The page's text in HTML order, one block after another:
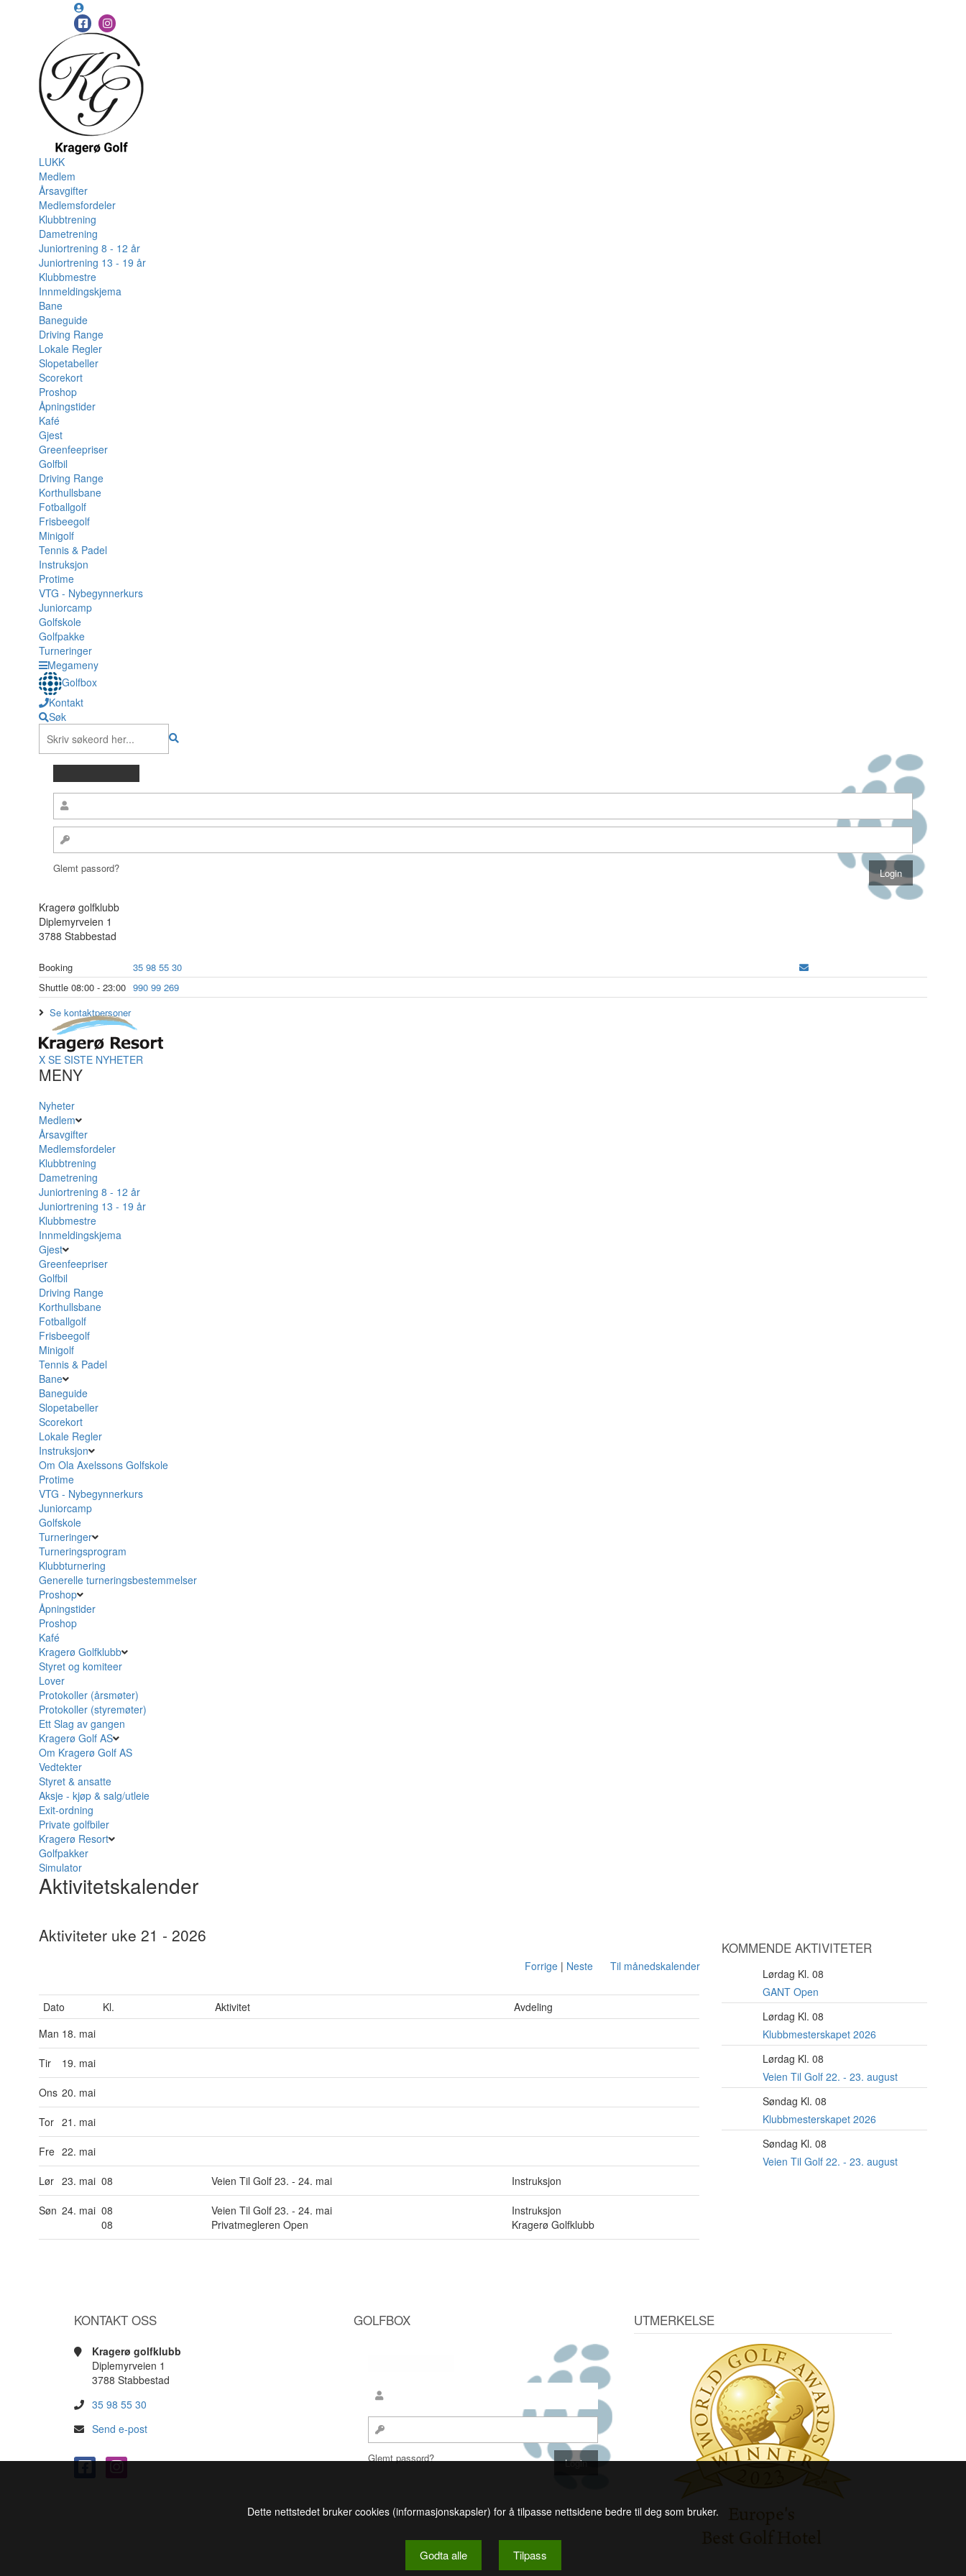
LUKK
Medlem
Årsavgifter
Medlemsfordeler
Klubbtrening
Dametrening
Juniortrening 8 - 12 år
Juniortrening 13 - 19 år
Klubbmestre
Innmeldingskjema
Bane
Baneguide
Driving Range
Lokale Regler
Slopetabeller
Scorekort
Proshop
Åpningstider
Kafé
Gjest
Greenfeepriser
Golfbil
Driving Range
Korthullsbane
Fotballgolf
Frisbeegolf
Minigolf
Tennis & Padel
Instruksjon
Protime
VTG - Nybegynnerkurs
Juniorcamp
Golfskole
Golfpakke
Turneringer
Megameny
Golfbox
Kontakt
Søk
Glemt passord?
Kragerø golfklubb
Diplemyrveien 1
3788 Stabbestad
Booking
35 98 55 30
Shuttle 08:00 - 23:00 990 99 269
Se kontaktpersoner
X SE SISTE NYHETER
MENY
Nyheter
Medlem
Årsavgifter
Medlemsfordeler
Klubbtrening
Dametrening
Juniortrening 8 - 12 år
Juniortrening 13 - 19 år
Klubbmestre
Innmeldingskjema
Gjest
Greenfeepriser
Golfbil
Driving Range
Korthullsbane
Fotballgolf
Frisbeegolf
Minigolf
Tennis & Padel
Bane
Baneguide
Slopetabeller
Scorekort
Lokale Regler
Instruksjon
Om Ola Axelssons Golfskole
Protime
VTG - Nybegynnerkurs
Juniorcamp
Golfskole
Turneringer
Turneringsprogram
Klubbturnering
Generelle turneringsbestemmelser
Proshop
Åpningstider
Proshop
Kafé
Kragerø Golfklubb
Styret og komiteer
Lover
Protokoller (årsmøter)
Protokoller (styremøter)
Ett Slag av gangen
Kragerø Golf AS
Om Kragerø Golf AS
Vedtekter
Styret & ansatte
Aksje - kjøp & salg/utleie
Exit-ordning
Private golfbiler
Kragerø Resort
Golfpakker
Simulator
Aktivitetskalender
Aktiviteter uke 21 - 2026
Forrige| Neste Til månedskalender
Dato Kl. Aktivitet
Avdeling
Man 18. mai
Tir 19. mai
Ons 20. mai
Tor 21. mai
Fre 22. mai
Lør 23. mai 08 Veien Til Golf 23. - 24. mai Instruksjon
Søn 24. mai 08 Veien Til Golf 23. - 24. mai
Instruksjon
08
Privatmegleren Open Kragerø Golfklubb
KOMMENDE AKTIVITETER
Lørdag Kl. 08
GANT Open
Lørdag Kl. 08
Klubbmesterskapet 2026
Lørdag Kl. 08
Veien Til Golf 22. - 23. august
Søndag Kl. 08
Klubbmesterskapet 2026
Søndag Kl. 08
Veien Til Golf 22. - 23. august
KONTAKT OSS
Kragerø golfklubb
Diplemyrveien 1
3788 Stabbestad
35 98 55 30
Send e-post
GOLFBOX
Glemt passord?
UTMERKELSE
Dette nettstedet bruker cookies (informasjonskapsler) for å tilpasse nettsidene bedre til deg som bruker.
Godta alle Tilpass